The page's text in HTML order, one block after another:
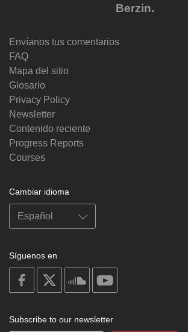
Berzin.
Envíanos tus comentarios
FAQ
Mapa del sitio
Glosario
Privacy Policy
Newsletter
Contenido reciente
Progress Reports
Courses
Cambiar idioma
Síguenos en
on
facebook
soundcloud
Subscribe to our newsletter